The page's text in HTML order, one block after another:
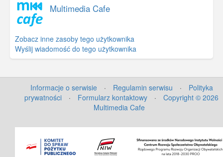
Multimedia Cafe
Zobacz inne zasoby tego użytkownika
Wyślij wiadomość do tego użytkownika
Informacje o serwisie · Regulamin serwisu ·
Polityka
prywatności
· Formularz kontaktowy ·
Copyright © 2026
Multimedia Cafe